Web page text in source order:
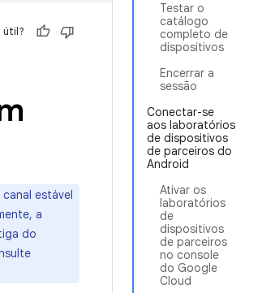
Testar o
catálogo
completo de
dispositivos
Encerrar a
sessão
Conectar-se
aos laboratórios
de dispositivos
de parceiros do
Android
Ativar os
laboratórios
de
dispositivos
de parceiros
no console
do Google
Cloud
útil?
estável
a
do